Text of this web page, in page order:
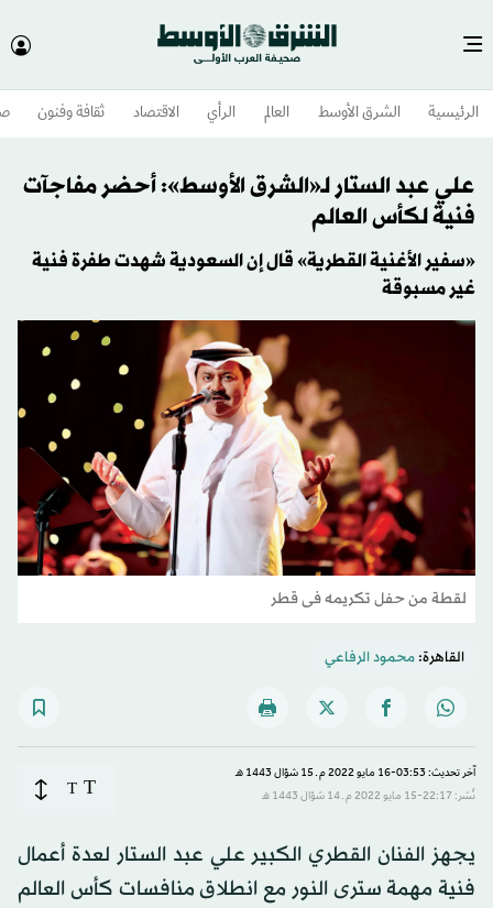
الرئيسية الشرق الأوسط​ العالم الرأي الاقتصاد ثقافة وفنون
علي عبد الستار لـ«الشرق الأوسط»: أحضر مفاجآت
فنية لكأس العالم
«سفير الأغنية القطرية» قال إن السعودية شهدت طفرة فنية
غير مسبوقة
لقطة من حفل تكريمه فى قطر
القاهرة:محمود الرفاعي
آخر تحديث: 03:53-16 مايو 2022 م ـ 15 شوّال 1443 هـ
نُشر: 22:17-15 مايو 2022 م ـ 14 شوّال 1443 هـ
T
T
يجهز الفنان القطري الكبير علي عبد الستار لعدة أعمال
فنية مهمة سترى النور مع انطلاق منافسات كأس العالم